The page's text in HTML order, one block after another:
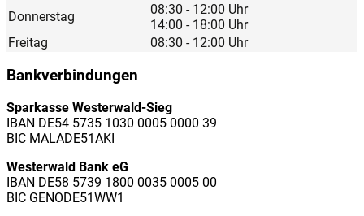
Donnerstag
08:30 - 12:00 Uhr
14:00 - 18:00 Uhr
Freitag
08:30 - 12:00 Uhr
Bankverbindungen
Sparkasse Westerwald-Sieg
IBAN DE54 5735 1030 0005 0000 39
BIC MALADE51AKI
Westerwald Bank eG
IBAN DE58 5739 1800 0035 0005 00
BIC GENODE51WW1